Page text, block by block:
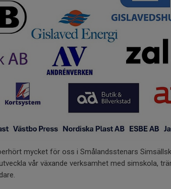
mycket för oss i Smålandsstenars
vår växande verksamhet med simskola,